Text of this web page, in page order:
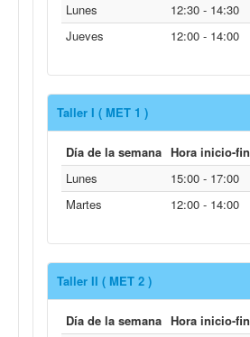
Lunes
12:30 - 14:30
Jueves
12:00 - 14:00
Taller I ( MET 1 )
Día de la semana Hora inicio-fin
Lunes
15:00 - 17:00
Martes
12:00 - 14:00
Taller II ( MET 2 )
Día de la semana Hora inicio-fin